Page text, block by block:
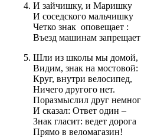
И зайчишку, и Маришку
И соседского мальчишку
Четко знак оповещает :
Въезд машинам
Шли из школы мы домой,
Видим, знак на мостовой:
Круг, внутри велосипед,
Ничего другого нет.
Поразмыслил друг
И сказал: Ответ один –
Знак гласит: ведет дорога
Прямо в веломагазин!